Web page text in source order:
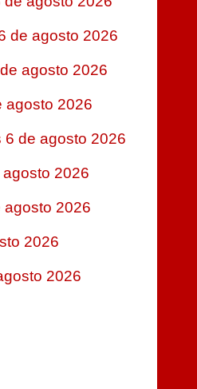
de agosto 2026
agosto 2026
agosto 2026
6 de agosto 2026
2026
agosto 2026
2026
2026